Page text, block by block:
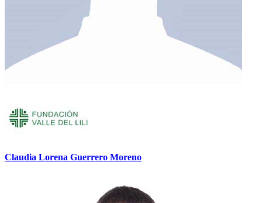
Claudia Lorena Guerrero Moreno